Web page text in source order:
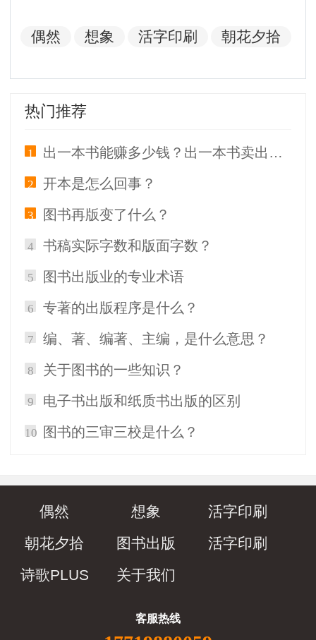
偶然 想象 活字印刷 朝花夕拾
热门推荐
1 出一本书能赚多少钱？出一本书卖出去多少本才能回本？
2 开本是怎么回事？
3 图书再版变了什么？
4 书稿实际字数和版面字数？
5 图书出版业的专业术语
6 专著的出版程序是什么？
7 编、著、编著、主编，是什么意思？
8 关于图书的一些知识？
9 电子书出版和纸质书出版的区别
10 图书的三审三校是什么？
偶然 想象
活字印刷
朝花夕拾
图书出版
活字印刷
诗歌PLUS
关于我们
客服热线